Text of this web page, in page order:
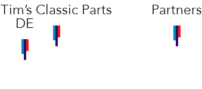
Tim’s Classic Parts Partners
DE